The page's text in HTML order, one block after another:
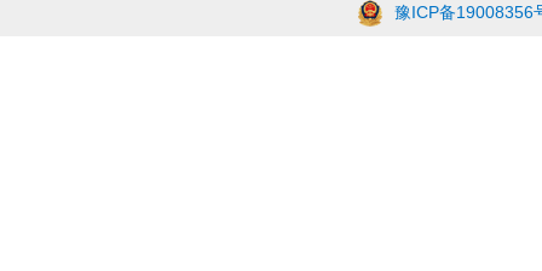
豫ICP备19008356